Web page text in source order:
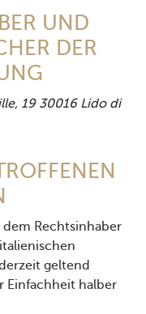
UND
DER
19 30016 Lido di
dem Rechtsinhaber
geltend
Einfachheit halber